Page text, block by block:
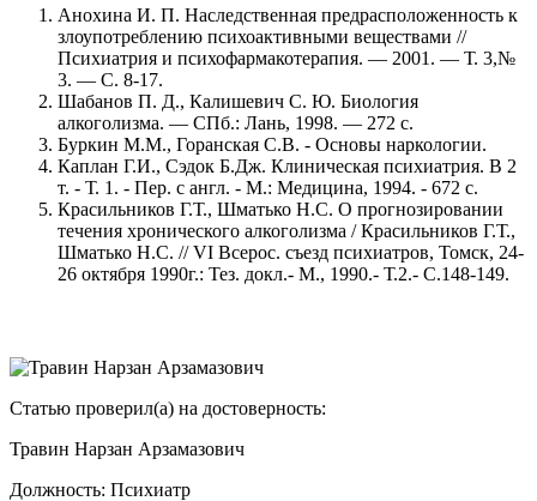
Анохина И. П. Наследственная предрасположенность к
злоупотреблению психоактивными веществами //
Психиатрия и психофармакотерапия. — 2001. — Т. 3,№
3. — С. 8-17.
Шабанов П. Д., Калишевич С. Ю. Биология
алкоголизма. — СПб.: Лань, 1998. — 272 с.
Буркин М.М., Горанская С.В. - Основы наркологии.
Каплан Г.И., Сэдок Б.Дж. Клиническая психиатрия. В 2
т. - Т. 1. - Пер. с англ. - М.: Медицина, 1994. - 672 с.
Красильников Г.Т., Шматько Н.С. О прогнозировании
течения хронического алкоголизма / Красильников Г.Т.,
Шматько Н.С. // VI Всерос. съезд психиатров, Томск, 24-
26 октября 1990г.: Тез. докл.- М., 1990.- Т.2.- С.148-149.
Статью проверил(а) на достоверность:
Травин Нарзан Арзамазович
Должность: Психиатр